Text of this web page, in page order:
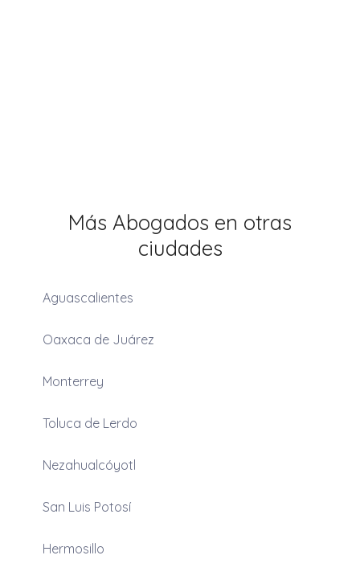
Más Abogados en otras
ciudades
Aguascalientes
Oaxaca de Juárez
Monterrey
Toluca de Lerdo
Nezahualcóyotl
San Luis Potosí
Hermosillo